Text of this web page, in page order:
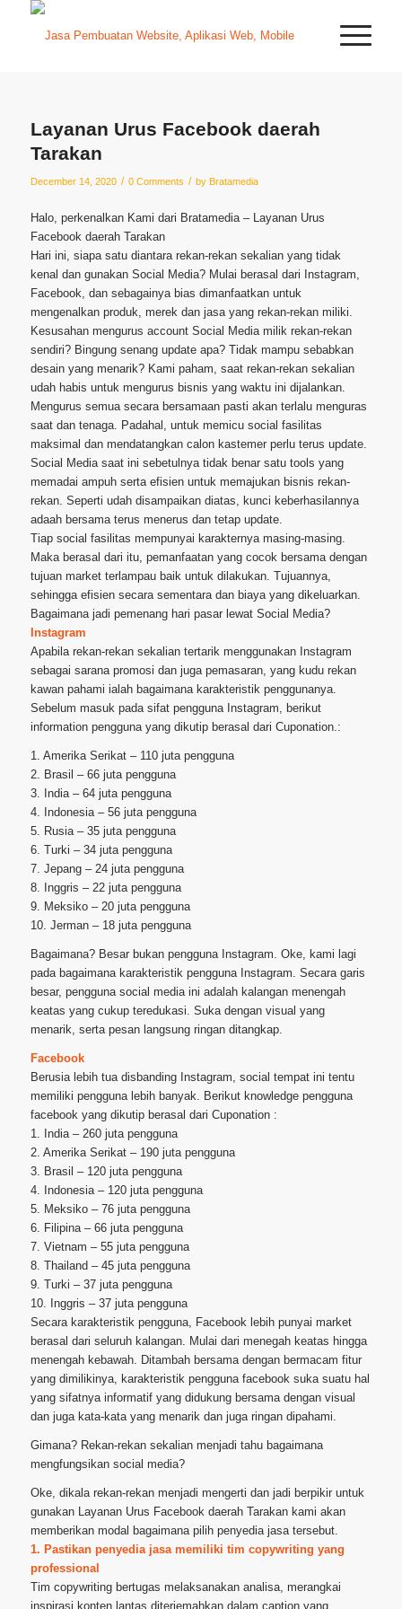
Layanan Urus Facebook daerah
Tarakan
December 14, 2020 / 0 Comments / by Bratamedia
Halo, perkenalkan Kami dari Bratamedia – Layanan Urus
Facebook daerah Tarakan
Hari ini, siapa satu diantara rekan-rekan sekalian yang tidak
kenal dan gunakan Social Media? Mulai berasal dari Instagram,
Facebook, dan sebagainya bias dimanfaatkan untuk
mengenalkan produk, merek dan jasa yang rekan-rekan miliki.
Kesusahan mengurus account Social Media milik rekan-rekan
sendiri? Bingung senang update apa? Tidak mampu sebabkan
desain yang menarik? Kami paham, saat rekan-rekan sekalian
udah habis untuk mengurus bisnis yang waktu ini dijalankan.
Mengurus semua secara bersamaan pasti akan terlalu menguras
saat dan tenaga. Padahal, untuk memicu social fasilitas
maksimal dan mendatangkan calon kastemer perlu terus update.
Social Media saat ini sebetulnya tidak benar satu tools yang
memadai ampuh serta efisien untuk memajukan bisnis rekan-
rekan. Seperti udah disampaikan diatas, kunci keberhasilannya
adaah bersama terus menerus dan tetap update.
Tiap social fasilitas mempunyai karakternya masing-masing.
Maka berasal dari itu, pemanfaatan yang cocok bersama dengan
tujuan market terlampau baik untuk dilakukan. Tujuannya,
sehingga efisien secara sementara dan biaya yang dikeluarkan.
Bagaimana jadi pemenang hari pasar lewat Social Media?
Instagram
Apabila rekan-rekan sekalian tertarik menggunakan Instagram
sebagai sarana promosi dan juga pemasaran, yang kudu rekan
kawan pahami ialah bagaimana karakteristik penggunanya.
Sebelum masuk pada sifat pengguna Instagram, berikut
information pengguna yang dikutip berasal dari Cuponation.:
1. Amerika Serikat – 110 juta pengguna
2. Brasil – 66 juta pengguna
3. India – 64 juta pengguna
4. Indonesia – 56 juta pengguna
5. Rusia – 35 juta pengguna
6. Turki – 34 juta pengguna
7. Jepang – 24 juta pengguna
8. Inggris – 22 juta pengguna
9. Meksiko – 20 juta pengguna
10. Jerman – 18 juta pengguna
Bagaimana? Besar bukan pengguna Instagram. Oke, kami lagi
pada bagaimana karakteristik pengguna Instagram. Secara garis
besar, pengguna social media ini adalah kalangan menengah
keatas yang cukup teredukasi. Suka dengan visual yang
menarik, serta pesan langsung ringan ditangkap.
Facebook
Berusia lebih tua disbanding Instagram, social tempat ini tentu
memiliki pengguna lebih banyak. Berikut knowledge pengguna
facebook yang dikutip berasal dari Cuponation :
1. India – 260 juta pengguna
2. Amerika Serikat – 190 juta pengguna
3. Brasil – 120 juta pengguna
4. Indonesia – 120 juta pengguna
5. Meksiko – 76 juta pengguna
6. Filipina – 66 juta pengguna
7. Vietnam – 55 juta pengguna
8. Thailand – 45 juta pengguna
9. Turki – 37 juta pengguna
10. Inggris – 37 juta pengguna
Secara karakteristik pengguna, Facebook lebih punyai market
berasal dari seluruh kalangan. Mulai dari menegah keatas hingga
menengah kebawah. Ditambah bersama dengan bermacam fitur
yang dimilikinya, karakteristik pengguna facebook suka suatu hal
yang sifatnya informatif yang didukung bersama dengan visual
dan juga kata-kata yang menarik dan juga ringan dipahami.
Gimana? Rekan-rekan sekalian menjadi tahu bagaimana
mengfungsikan social media?
Oke, dikala rekan-rekan menjadi mengerti dan jadi berpikir untuk
gunakan Layanan Urus Facebook daerah Tarakan kami akan
memberikan modal bagaimana pilih penyedia jasa tersebut.
1. Pastikan penyedia jasa memiliki tim copywriting yang
professional
Tim copywriting bertugas melaksanakan analisa, merangkai
inspirasi konten lantas diterjemahkan dalam caption yang